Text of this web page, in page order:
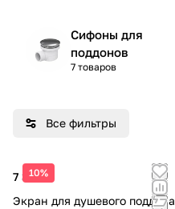
Сифоны для
поддонов
7 товаров
Все фильтры
10%
7 311 ₽
Экран для душевого поддона